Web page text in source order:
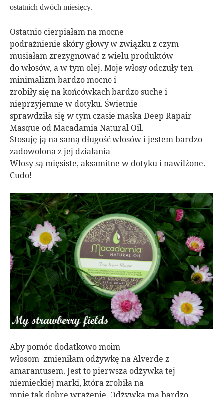
ostatnich dwóch miesięcy.
Ostatnio cierpiałam na mocne
podrażnienie skóry głowy w związku z czym
musiałam zrezygnować z wielu produktów
do włosów, a w tym olej. Moje włosy odczuły ten
minimalizm bardzo mocno i
zrobiły się na końcówkach bardzo suche i
nieprzyjemne w dotyku. Świetnie
sprawdziła się w tym czasie maska Deep Rapair
Masque od Macadamia Natural Oil.
Stosuję ją na samą długość włosów i jestem bardzo
zadowolona z jej działania.
Włosy są mięsiste, aksamitne w dotyku i nawilżone.
Cudo!
Aby pomóc dodatkowo moim
włosom zmieniłam odżywkę na Alverde z
amarantusem. Jest to pierwsza odżywka tej
niemieckiej marki, która zrobiła na
mnie tak dobre wrażenie. Odżywka ma bardzo